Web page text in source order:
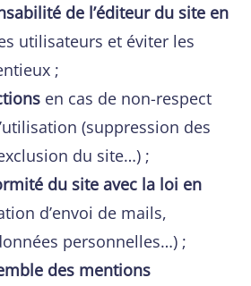
de l’éditeur du site en
utilisateurs et éviter les
;
en cas de non-respect
(suppression des
du site…) ;
du site avec la loi en
d’envoi de mails,
personnelles…) ;
des mentions